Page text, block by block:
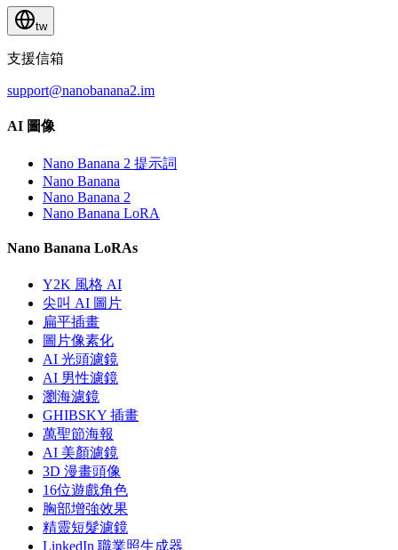
tw
支援信箱
support@nanobanana2.im
AI 圖像
Nano Banana 2 提示詞
Nano Banana
Nano Banana 2
Nano Banana LoRA
Nano Banana LoRAs
Y2K 風格 AI
尖叫 AI 圖片
扁平插畫
圖片像素化
AI 光頭濾鏡
AI 男性濾鏡
瀏海濾鏡
GHIBSKY 插畫
萬聖節海報
AI 美顏濾鏡
3D 漫畫頭像
16位遊戲角色
胸部增強效果
精靈短髮濾鏡
LinkedIn 職業照生成器